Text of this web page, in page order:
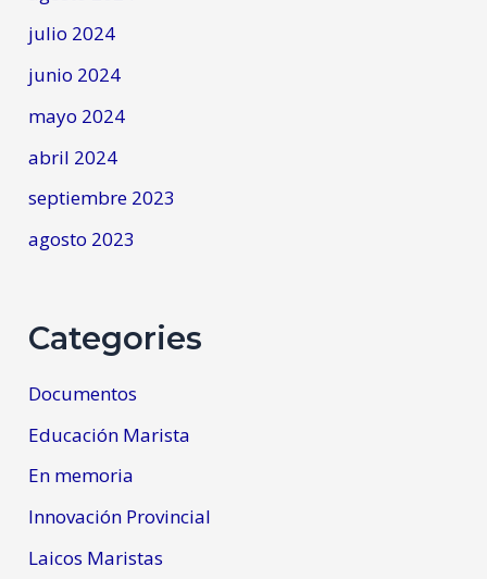
julio 2024
junio 2024
mayo 2024
abril 2024
septiembre 2023
agosto 2023
Categories
Documentos
Educación Marista
En memoria
Innovación Provincial
Laicos Maristas